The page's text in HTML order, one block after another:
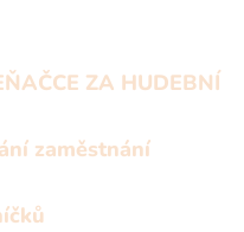
ZA HUDEBNÍ
zaměstnání